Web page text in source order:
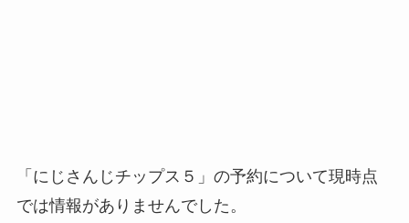
「にじさんじチップス５」の予約について現時点
では情報がありませんでした。